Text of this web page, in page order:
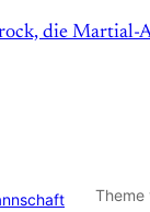
die Martial-
Theme